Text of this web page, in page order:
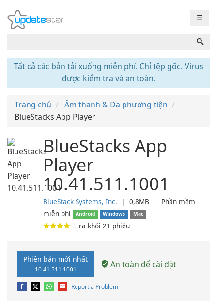
☰
Tất cả các bản tải xuống miễn phí. Chỉ tệp gốc. Virus
được kiểm tra và an toàn.
Trang chủ
Âm thanh & Đa phương tiện
BlueStacks App Player
BlueStacks App
Player
10.41.511.1001
BlueStack Systems, Inc. ❘ 0,8MB ❘ Phần mềm
miễn phí
Android Windows Mac
ra khỏi 21 phiếu
Phiên bản mới nhất
10.41.511.1001 An toàn để cài đặt
Report a Problem